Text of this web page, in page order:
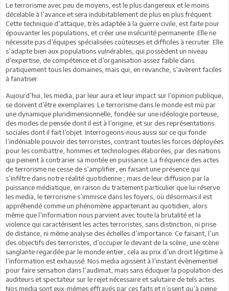
Le terrorisme avec peu de moyens, est le plus dangereux et le moins
décelable à l’avance et sera indubitablement de plus en plus fréquent.
Cette technique d’attaque, très adaptée à la guerre civile, est faite pour
épouvanter les populations, et créer une insécurité permanente. Elle ne
nécessite pas d’équipes spécialisées coûteuses et difficiles à recruter. Elle
s’adapte bien aux populations vulnérables, qui possèdent un niveau
d’expertise, de compétence et d’organisation assez faible dans
pratiquement tous les domaines, mais qui, en revanche, s’avèrent faciles
à fanatiser.
Aujourd’hui, les media, par leur aura et leur impact sur l’opinion publique,
se doivent d’être exemplaires. Le terrorisme dans le monde est mû par
une dynamique pluridimensionnelle, fondée sur une idéologie porteuse,
des modes de pensée dont il est à l’origine, et sur des représentations
sociales dont il fait l’objet. Interrogeons-nous aussi sur ce qui fonde
l’indéniable pouvoir des terroristes, contrant toutes les forces déployées
pour les combattre, hommes et technologies élaborées, par des nations
qui peinent à contrarier sa montée en puissance. La fréquence des actes
de terrorisme ne cesse de s’amplifier, en faisant une présence qui
s’infiltre dans notre réalité quotidienne ; mais de leur diffusion par la
puissance médiatique, en raison du traitement particulier que lui réserve
les media, le terrorisme s’immisce dans les foyers, où désormais il est
appréhendé comme un phénomène appartenant au quotidien, alors
même que l’information nous parvient avec toute la brutalité et la
violence qui caractérisent les actes terroristes, sans distinction, ni prise
de distance, ni même analyse des échelles d’importance. Ce faisant, l’un
des objectifs des terroristes, d’occuper le devant de la scène, une scène
sanglante regardée par le monde entier, cela au prix d’un droit légitime à
l’information est exhaussé. Nos media agissent à l’instant évènementiel
pour faire sensation dans l’audimat, mais sans éduquer la population des
auditeurs et spectateur sur le rejet nécessaire et salutaire de tels actes.
Nos media sont eux-mêmes effrayés par ces faits et n’osent qu’à peine